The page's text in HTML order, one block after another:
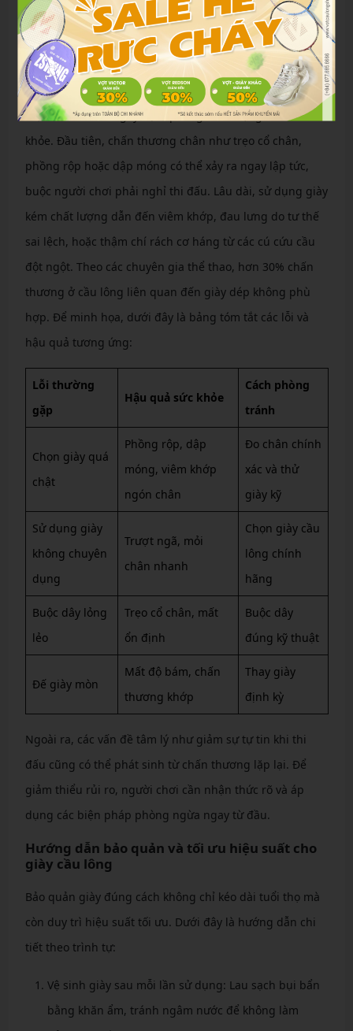
giày định kỳ, và thay khi họa tiết ma sát mờ đi hơn 50%.
Hậu quả nghiêm trọng đối với sức khỏe khi
mang giày sai cách
Các lỗi khi mang giày cầu lông không chỉ ảnh hưởng đến
hiệu suất mà còn gây hậu quả nghiêm trọng cho sức
khỏe. Đầu tiên, chấn thương chân như trẹo cổ chân,
phồng rộp hoặc dập móng có thể xảy ra ngay lập tức,
buộc người chơi phải nghỉ thi đấu. Lâu dài, sử dụng giày
kém chất lượng dẫn đến viêm khớp, đau lưng do tư thế
sai lệch, hoặc thậm chí rách cơ háng từ các cú cứu cầu
đột ngột. Theo các chuyên gia thể thao, hơn 30% chấn
thương ở cầu lông liên quan đến giày dép không phù
hợp. Để minh họa, dưới đây là bảng tóm tắt các lỗi và
hậu quả tương ứng:
Lỗi thường
gặp
Hậu quả sức khỏe
Cách phòng
tránh
Chọn giày quá
chật
Phồng rộp, dập
móng, viêm khớp
ngón chân
Đo chân chính
xác và thử
giày kỹ
Sử dụng giày
không chuyên
dụng
Trượt ngã, mỏi
chân nhanh
Chọn giày cầu
lông chính
hãng
Buộc dây lỏng
lẻo
Trẹo cổ chân, mất
ổn định
Buộc dây
đúng kỹ thuật
Đế giày mòn
Mất độ bám, chấn
thương khớp
Thay giày
định kỳ
Ngoài ra, các vấn đề tâm lý như giảm sự tự tin khi thi
đấu cũng có thể phát sinh từ chấn thương lặp lại. Để
giảm thiểu rủi ro, người chơi cần nhận thức rõ và áp
dụng các biện pháp phòng ngừa ngay từ đầu.
Hướng dẫn bảo quản và tối ưu hiệu suất cho
giày cầu lông
Bảo quản giày đúng cách không chỉ kéo dài tuổi thọ mà
còn duy trì hiệu suất tối ưu. Dưới đây là hướng dẫn chi
tiết theo trình tự:
Vệ sinh giày sau mỗi lần sử dụng: Lau sạch bụi bẩn
bằng khăn ẩm, tránh ngâm nước để không làm